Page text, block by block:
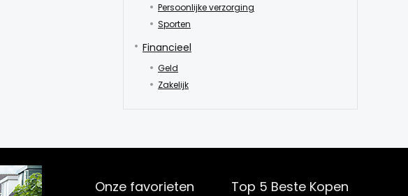
Persoonlijke verzorging
Sporten
Financieel
Geld
Zakelijk
Onze favorieten Top 5 Beste Kopen